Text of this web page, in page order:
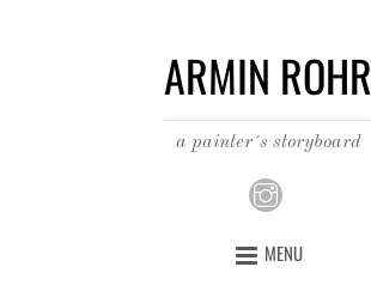
ARMIN ROHR
a painter´s storyboard
MENU